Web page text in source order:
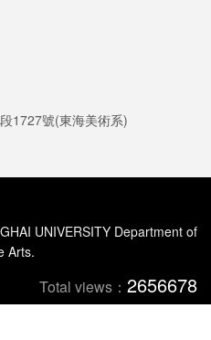
1727號(東海美術系)
UNIVERSITY Department of
Arts.
Total views： 2656678